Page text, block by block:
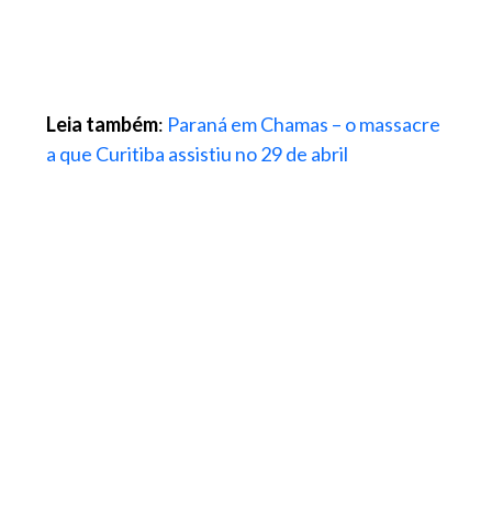
Leia também: Paraná em Chamas – o massacre
a que Curitiba assistiu no 29 de abril